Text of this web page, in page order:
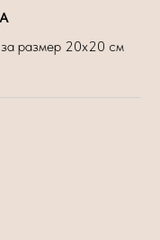
размер 20х20 см